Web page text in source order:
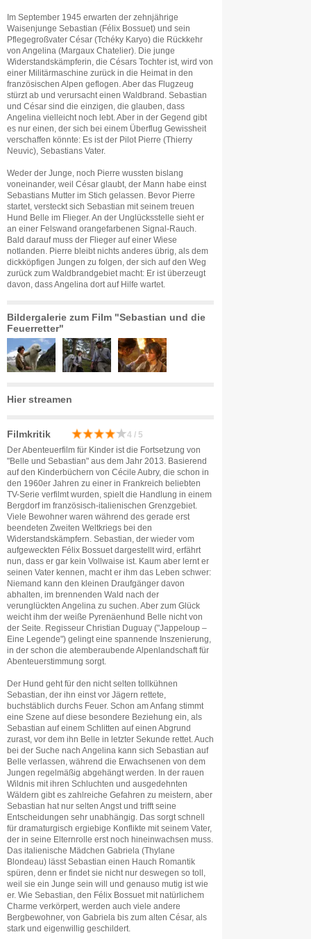
Im September 1945 erwarten der zehnjährige
Waisenjunge Sebastian (Félix Bossuet) und sein
Pflegegroßvater César (Tchéky Karyo) die Rückkehr
von Angelina (Margaux Chatelier). Die junge
Widerstandskämpferin, die Césars Tochter ist, wird von
einer Militärmaschine zurück in die Heimat in den
französischen Alpen geflogen. Aber das Flugzeug
stürzt ab und verursacht einen Waldbrand. Sebastian
und César sind die einzigen, die glauben, dass
Angelina vielleicht noch lebt. Aber in der Gegend gibt
es nur einen, der sich bei einem Überflug Gewissheit
verschaffen könnte: Es ist der Pilot Pierre (Thierry
Neuvic), Sebastians Vater.
Weder der Junge, noch Pierre wussten bislang
voneinander, weil César glaubt, der Mann habe einst
Sebastians Mutter im Stich gelassen. Bevor Pierre
startet, versteckt sich Sebastian mit seinem treuen
Hund Belle im Flieger. An der Unglücksstelle sieht er
an einer Felswand orangefarbenen Signal-Rauch.
Bald darauf muss der Flieger auf einer Wiese
notlanden. Pierre bleibt nichts anderes übrig, als dem
dickköpfigen Jungen zu folgen, der sich auf den Weg
zurück zum Waldbrandgebiet macht: Er ist überzeugt
davon, dass Angelina dort auf Hilfe wartet.
Bildergalerie zum Film "Sebastian und die
Feuerretter"
Hier streamen
Filmkritik 4 / 5
Der Abenteuerfilm für Kinder ist die Fortsetzung von
"Belle und Sebastian" aus dem Jahr 2013. Basierend
auf den Kinderbüchern von Cécile Aubry, die schon in
den 1960er Jahren zu einer in Frankreich beliebten
TV-Serie verfilmt wurden, spielt die Handlung in einem
Bergdorf im französisch-italienischen Grenzgebiet.
Viele Bewohner waren während des gerade erst
beendeten Zweiten Weltkriegs bei den
Widerstandskämpfern. Sebastian, der wieder vom
aufgeweckten Félix Bossuet dargestellt wird, erfährt
nun, dass er gar kein Vollwaise ist. Kaum aber lernt er
seinen Vater kennen, macht er ihm das Leben schwer:
Niemand kann den kleinen Draufgänger davon
abhalten, im brennenden Wald nach der
verunglückten Angelina zu suchen. Aber zum Glück
weicht ihm der weiße Pyrenäenhund Belle nicht von
der Seite. Regisseur Christian Duguay ("Jappeloup –
Eine Legende") gelingt eine spannende Inszenierung,
in der schon die atemberaubende Alpenlandschaft für
Abenteuerstimmung sorgt.
Der Hund geht für den nicht selten tollkühnen
Sebastian, der ihn einst vor Jägern rettete,
buchstäblich durchs Feuer. Schon am Anfang stimmt
eine Szene auf diese besondere Beziehung ein, als
Sebastian auf einem Schlitten auf einen Abgrund
zurast, vor dem ihn Belle in letzter Sekunde rettet. Auch
bei der Suche nach Angelina kann sich Sebastian auf
Belle verlassen, während die Erwachsenen von dem
Jungen regelmäßig abgehängt werden. In der rauen
Wildnis mit ihren Schluchten und ausgedehnten
Wäldern gibt es zahlreiche Gefahren zu meistern, aber
Sebastian hat nur selten Angst und trifft seine
Entscheidungen sehr unabhängig. Das sorgt schnell
für dramaturgisch ergiebige Konflikte mit seinem Vater,
der in seine Elternrolle erst noch hineinwachsen muss.
Das italienische Mädchen Gabriela (Thylane
Blondeau) lässt Sebastian einen Hauch Romantik
spüren, denn er findet sie nicht nur deswegen so toll,
weil sie ein Junge sein will und genauso mutig ist wie
er. Wie Sebastian, den Félix Bossuet mit natürlichem
Charme verkörpert, werden auch viele andere
Bergbewohner, von Gabriela bis zum alten César, als
stark und eigenwillig geschildert.